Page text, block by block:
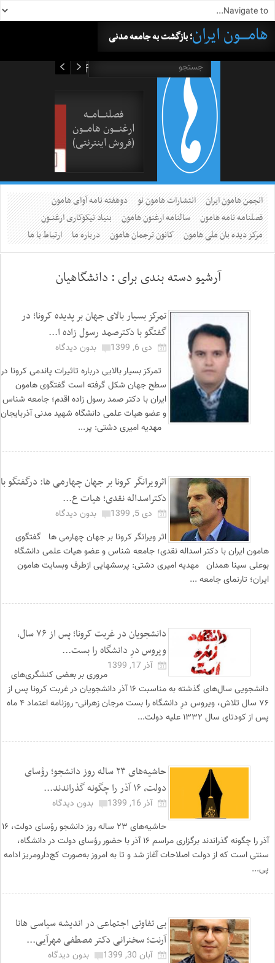
هامــــون ایران؛ بازگشت به جامعه مدنی
فصلنــــامـــه
ارغنــــون هامـــون
(فروش اینترنتی)
انجمن هامون ایران انتشارات هامون نو
دوهفته نامه آوای هامون
فصلنامه نامه هامون
سالنامه ارغنون هامون
بنیاد نیکوکاری ارغنــون
مرکز دیده بان ملی هامون
کانون ترجمان هامون درباره ما ارتباط با ما
آرشیو دسته بندی برای : دانشگاهیان
تمرکز بسیار بالای جهان بر پدیده کرونا؛ در
گفتگو با دکترصمد رسول زاده ا...
دی 6, 1399
بدون دیدگاه
تمرکز بسیار بالایی درباره تاثیرات پاندمی کرونا در
سطح جهان شکل گرفته است گفتگوی هامون
ایران با دکتر صمد رسول زاده اقدم؛ جامعه شناس
و عضو هیات علمی دانشگاه شهید مدنی آذربایجان
مهدیه امیری دشتی: پر...
اثرویرانگر کرونا بر جهان چهارمی ها: درگفتگو با
دکتراسداله نقدی؛ هیات ع...
دی 5, 1399
بدون دیدگاه
اثر ویرانگر کرونا بر جهان چهارمی ها گفتگوی
هامون ایران با دکتر اسداله نقدی؛ جامعه شناس و عضو هیات علمی دانشگاه
بوعلی سینا همدان مهدیه امیری دشتی: پرسشهایی ازطرف وبسایت هامون
ایران؛ تارنمای جامعه ...
دانشجویان در غربت کرونا؛ پس از ۷۶ سال،
ویروس درِ دانشگاه را بست...
آذر 17, 1399
مروری بر بعضی کنشگری‌های
دانشجویی سال‌های گذشته به مناسبت ۱۶ آذر دانشجویان در غربت کرونا پس از
۷۶ سال تلاش، ویروس درِ دانشگاه را بست مرجان زهرانی- روزنامه اعتماد ۴ ماه
پس از کودتای سال ۱۳۳۲ علیه دولت...
حاشیه‌های ۲۳ ساله ‌روز دانشجو؛ رؤسای
دولت، ۱۶ آذر را چگونه گذراندند...
آذر 16, 1399
بدون دیدگاه
حاشیه‌های ۲۳ ساله ‌روز دانشجو رؤسای دولت، ۱۶
آذر را چگونه گذراندند برگزاری مراسم ۱۶ آذر با حضور رؤسای دولت در دانشگاه،
سنتی است که از دولت اصلاحات آغاز شد و تا به امروز به‌صورت کج‌دار‌و‌مریز ادامه
پی...
بی تفاوتی اجتماعی در اندیشه سیاسی هانا
آرنت؛ سخنرانی دکتر مصطفی مهرآیی...
آبان 30, 1399
بدون دیدگاه